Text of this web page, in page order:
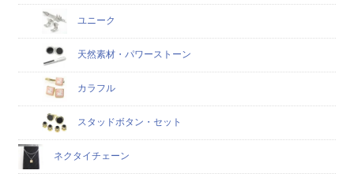
ユニーク
天然素材・パワーストーン
カラフル
スタッドボタン・セット
ネクタイチェーン